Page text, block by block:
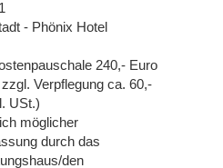
- Phönix Hotel
240,- Euro
Verpflegung ca. 60,-
USt.)
möglicher
durch das
den